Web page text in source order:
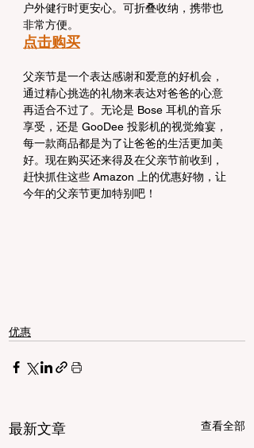
户外健行时更安心。可折叠收纳，携带也
非常方便。
点击购买
父亲节是一个表达感谢和爱意的好机会，
通过精心挑选的礼物来表达对爸爸的心意
再适合不过了。无论是 Bose 耳机的音乐
享受，还是 GooDee 投影机的视觉飨宴，
每一款商品都是为了让爸爸的生活更加美
好。现在购买还来得及在父亲节前收到，
赶快抓住这些 Amazon 上的优惠好物，让
今年的父亲节更加特别吧！
优惠
最新文章 查看全部